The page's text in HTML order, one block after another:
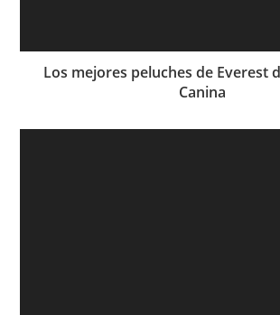
Los mejores peluches de Everest
Canina